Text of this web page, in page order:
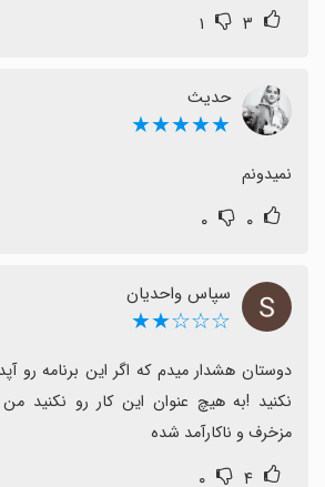
۳ ۱
حدیث
★★★★★
نمیدونم
۰ ۰
سپاس واحدیان
☆☆☆★★
مزخرف و ناکارآمد شده
۴ ۰